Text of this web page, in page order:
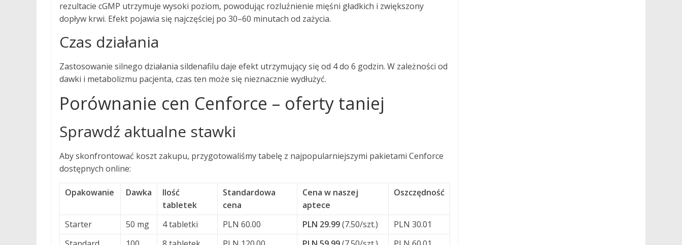
rezultacie cGMP utrzymuje wysoki poziom, powodując rozluźnienie mięśni gładkich i zwiększony
dopływ krwi. Efekt pojawia się najczęściej po 30–60 minutach od zażycia.
Czas działania
Zastosowanie silnego działania sildenafilu daje efekt utrzymujący się od 4 do 6 godzin. W zależności od
dawki i metabolizmu pacjenta, czas ten może się nieznacznie wydłużyć.
Porównanie cen Cenforce – oferty taniej
Sprawdź aktualne stawki
Aby skonfrontować koszt zakupu, przygotowaliśmy tabelę z najpopularniejszymi pakietami Cenforce
dostępnych online:
Opakowanie Dawka
Ilość
tabletek
Standardowa
cena
Cena w naszej
aptece
Oszczędność
Starter 50 mg 4 tabletki PLN 60.00 PLN 29.99(7.50/szt.)
PLN 30.01